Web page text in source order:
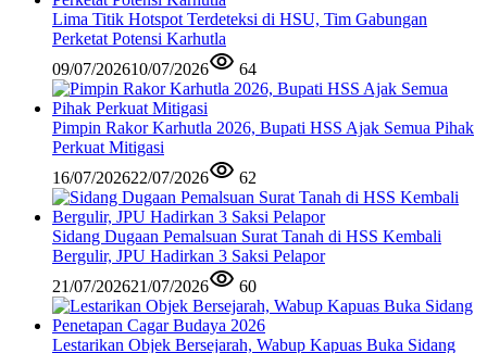
Lima Titik Hotspot Terdeteksi di HSU, Tim Gabungan
Perketat Potensi Karhutla
09/07/202610/07/2026 64
Pimpin Rakor Karhutla 2026, Bupati HSS Ajak Semua Pihak
Perkuat Mitigasi
16/07/202622/07/2026 62
Sidang Dugaan Pemalsuan Surat Tanah di HSS Kembali
Bergulir, JPU Hadirkan 3 Saksi Pelapor
21/07/202621/07/2026 60
Lestarikan Objek Bersejarah, Wabup Kapuas Buka Sidang